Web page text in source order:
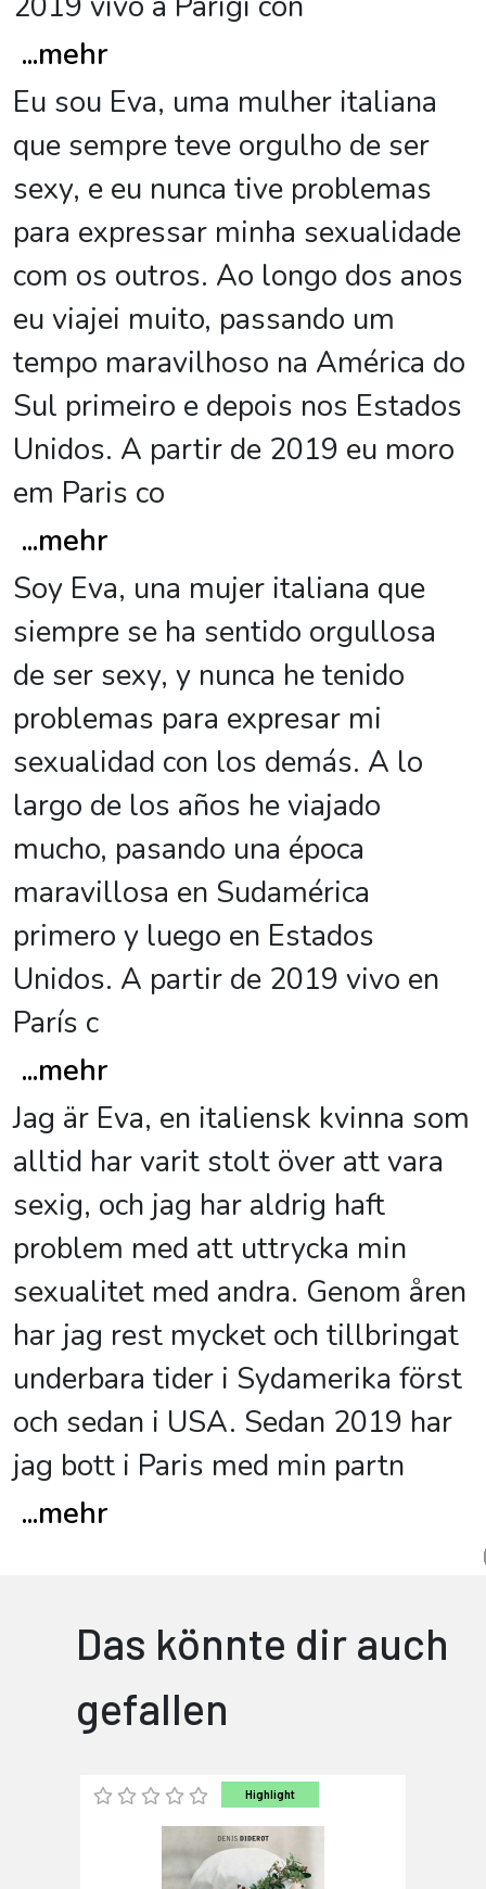
...mehr
Eu sou Eva, uma mulher italiana
que sempre teve orgulho de ser
sexy, e eu nunca tive problemas
para expressar minha sexualidade
com os outros. Ao longo dos anos
eu viajei muito, passando um
tempo maravilhoso na América do
Sul primeiro e depois nos Estados
Unidos. A partir de 2019 eu moro
em Paris co
...mehr
Soy Eva, una mujer italiana que
siempre se ha sentido orgullosa
de ser sexy, y nunca he tenido
problemas para expresar mi
sexualidad con los demás. A lo
largo de los años he viajado
mucho, pasando una época
maravillosa en Sudamérica
primero y luego en Estados
Unidos. A partir de 2019 vivo en
París c
...mehr
Jag är Eva, en italiensk kvinna som
alltid har varit stolt över att vara
sexig, och jag har aldrig haft
problem med att uttrycka min
sexualitet med andra. Genom åren
har jag rest mycket och tillbringat
underbara tider i Sydamerika först
och sedan i USA. Sedan 2019 har
jag bott i Paris med min partn
...mehr
Das könnte dir auch
gefallen
Highlight